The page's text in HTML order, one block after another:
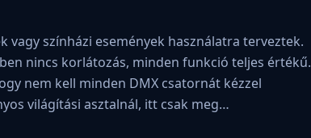
vagy színházi események használatra terveztek.
nincs korlátozás, minden funkció teljes értékű.
nem kell minden DMX csatornát kézzel
világítási asztalnál, itt csak meg…